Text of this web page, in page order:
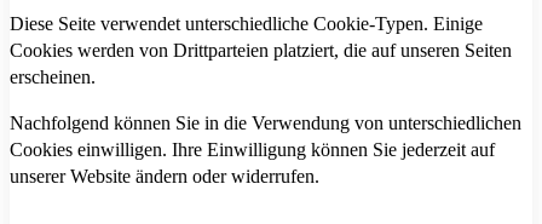
Diese Seite verwendet unterschiedliche Cookie-Typen. Einige
Cookies werden von Drittparteien platziert, die auf unseren Seiten
erscheinen.
Nachfolgend können Sie in die Verwendung von unterschiedlichen
Cookies einwilligen. Ihre Einwilligung können Sie jederzeit auf
unserer Website ändern oder widerrufen.